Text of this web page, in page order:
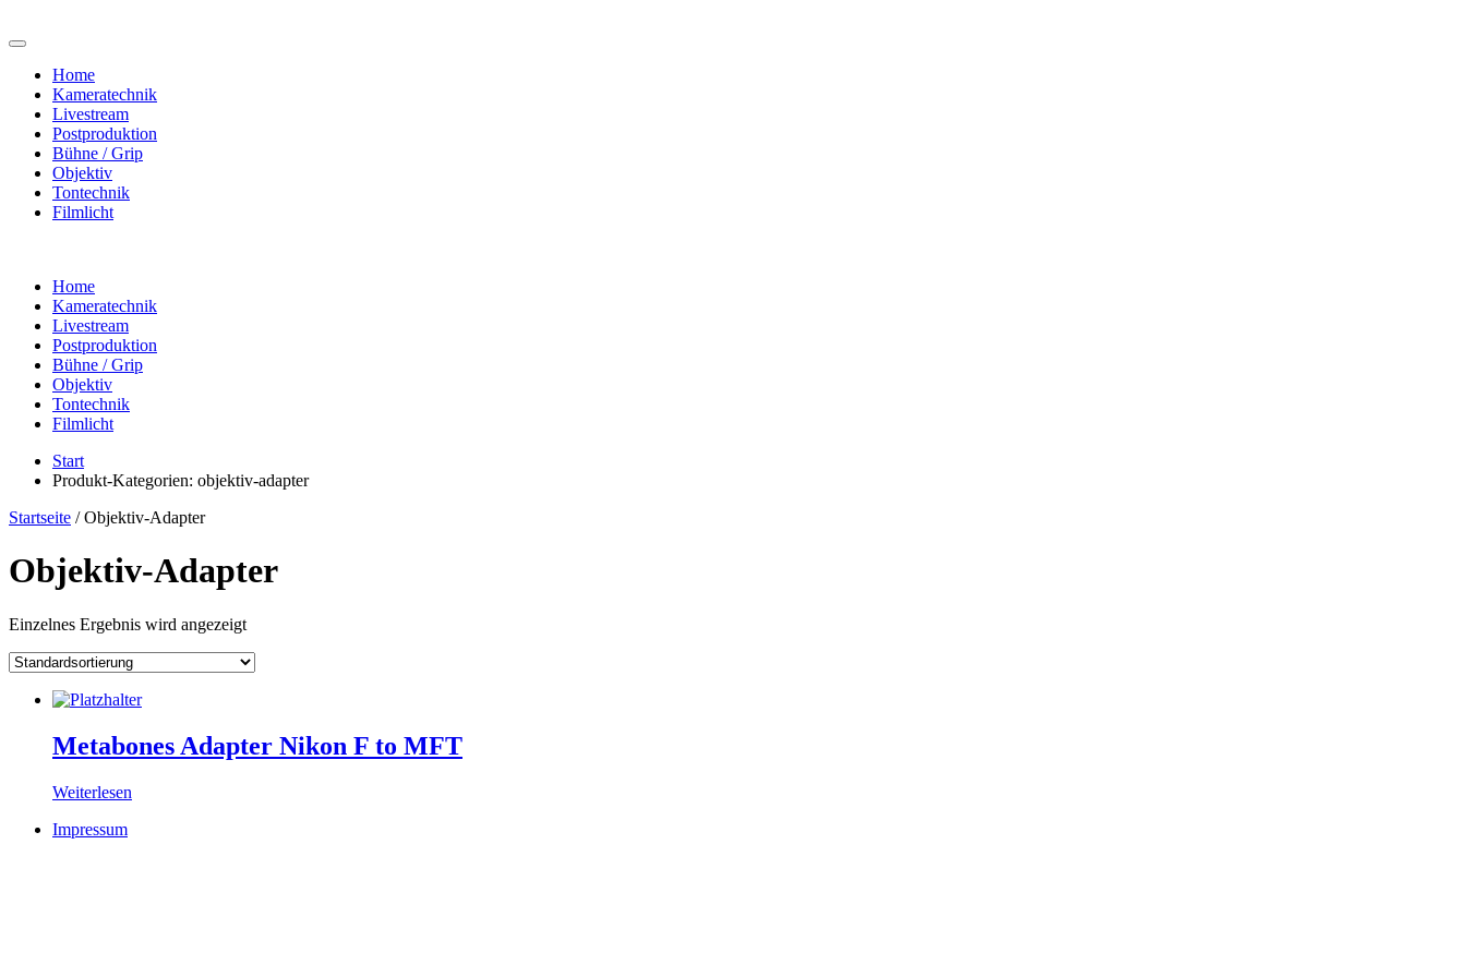
Home
Kameratechnik
Livestream
Postproduktion
Bühne / Grip
Objektiv
Tontechnik
Filmlicht
Home
Kameratechnik
Livestream
Postproduktion
Bühne / Grip
Objektiv
Tontechnik
Filmlicht
Start
Produkt-Kategorien: objektiv-adapter
Startseite / Objektiv-Adapter
Objektiv-Adapter
Einzelnes Ergebnis wird angezeigt
Metabones Adapter Nikon F to MFT
Weiterlesen
Impressum